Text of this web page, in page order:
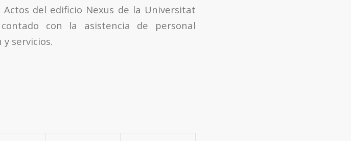
del edificio Nexus de la Universitat
con la asistencia de personal
servicios.